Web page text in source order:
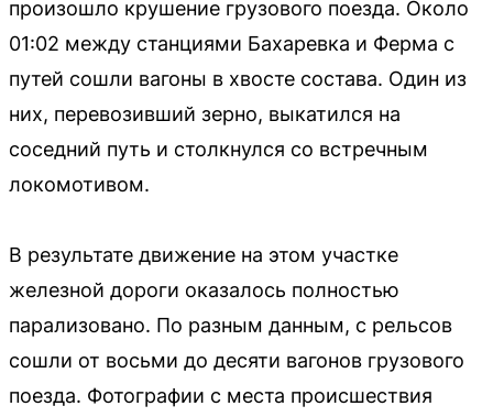
произошло крушение грузового поезда. Около
01:02 между станциями Бахаревка и Ферма с
путей сошли вагоны в хвосте состава. Один из
них, перевозивший зерно, выкатился на
соседний путь и столкнулся со встречным
локомотивом.
В результате движение на этом участке
железной дороги оказалось полностью
парализовано. По разным данным, с рельсов
сошли от восьми до десяти вагонов грузового
поезда. Фотографии с места происшествия